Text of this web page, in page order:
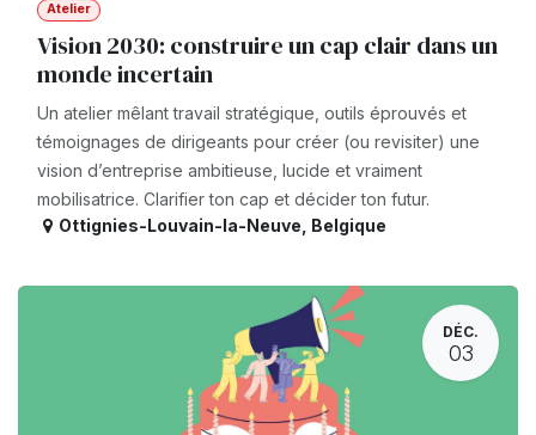
Atelier
Vision 2030: construire un cap clair dans un
monde incertain
Un atelier mêlant travail stratégique, outils éprouvés et
témoignages de dirigeants pour créer (ou revisiter) une
vision d’entreprise ambitieuse, lucide et vraiment
mobilisatrice. Clarifier ton cap et décider ton futur.
Ottignies-Louvain-la-Neuve Belgique
DÉC.
03